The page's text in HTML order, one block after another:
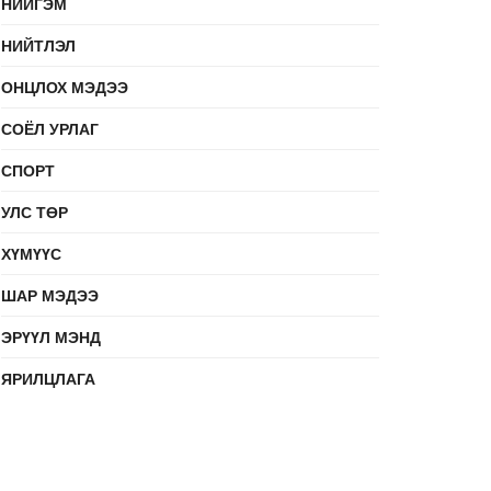
НИЙТЛЭЛ
ОНЦЛОХ МЭДЭЭ
СОЁЛ УРЛАГ
СПОРТ
УЛС ТӨР
ХҮМҮҮС
ШАР МЭДЭЭ
ЭРҮҮЛ МЭНД
ЯРИЛЦЛАГА